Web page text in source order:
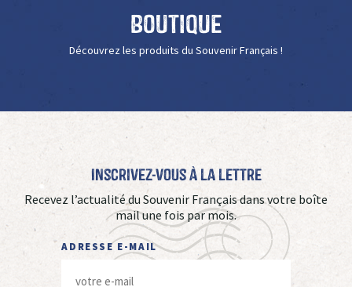
Boutique
Découvrez les produits du Souvenir Français !
Inscrivez-vous à La Lettre
Recevez l’actualité du Souvenir Français dans votre boîte
mail une fois par mois.
ADRESSE E-MAIL